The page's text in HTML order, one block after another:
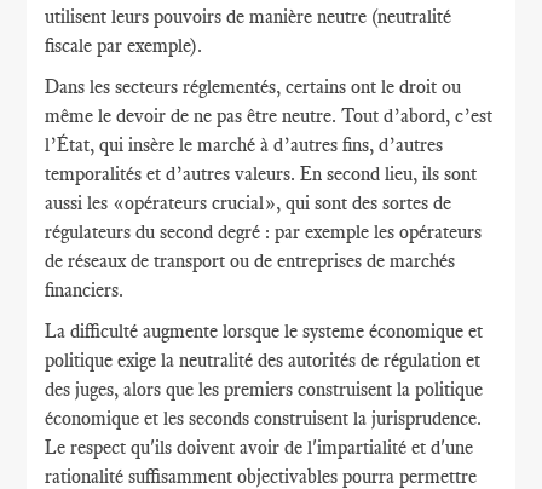
utilisent leurs pouvoirs de manière neutre (neutralité
fiscale par exemple).
Dans les secteurs réglementés, certains ont le droit ou
même le devoir de ne pas être neutre. Tout d’abord, c’est
l’État, qui insère le marché à d’autres fins, d’autres
temporalités et d’autres valeurs. En second lieu, ils sont
aussi les «opérateurs crucial», qui sont des sortes de
régulateurs du second degré : par exemple les opérateurs
de réseaux de transport ou de entreprises de marchés
financiers.
La difficulté augmente lorsque le systeme économique et
politique exige la neutralité des autorités de régulation et
des juges, alors que les premiers construisent la politique
économique et les seconds construisent la jurisprudence.
Le respect qu'ils doivent avoir de l'impartialité et d'une
rationalité suffisamment objectivables pourra permettre